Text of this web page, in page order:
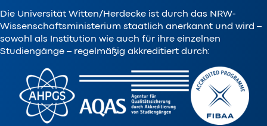
Die Universität Witten/Herdecke ist durch das NRW-
Wissenschaftsministerium staatlich anerkannt und wird –
sowohl als Institution wie auch für ihre einzelnen
Studiengänge – regelmäßig akkreditiert durch: